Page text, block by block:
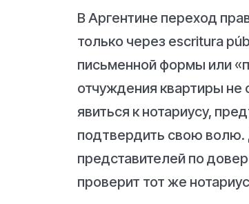
В Аргентине переход
только через escritura
письменной формы или
отчуждения квартиры не
явиться к нотариусу,
подтвердить свою волю.
представителей по
проверит тот же